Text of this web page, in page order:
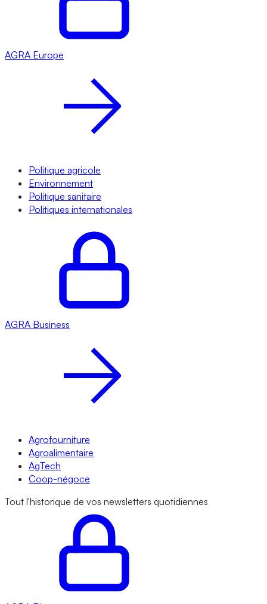
AGRA Europe
Politique agricole
Environnement
Politique sanitaire
Politiques internationales
AGRA Business
Agrofourniture
Agroalimentaire
AgTech
Coop-négoce
Tout l'historique de vos newsletters quotidiennes